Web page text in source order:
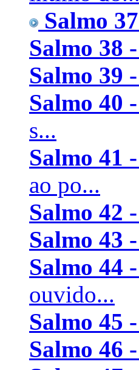
Salmo
Salmo 38 -
Salmo 39 -
Salmo 40 -
s...
Salmo 41 -
ao po...
Salmo 42 -
Salmo 43 -
Salmo 44 -
ouvido...
Salmo 45 -
Salmo 46 -